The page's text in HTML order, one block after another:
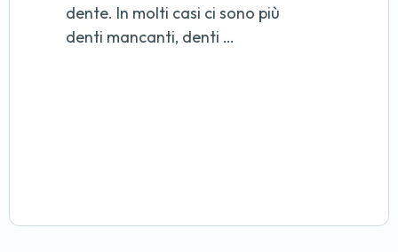
dente. In molti casi ci sono più
denti mancanti, denti …